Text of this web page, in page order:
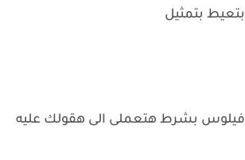
بتمثيل
بشرط هتعملى الى هقولك عليه